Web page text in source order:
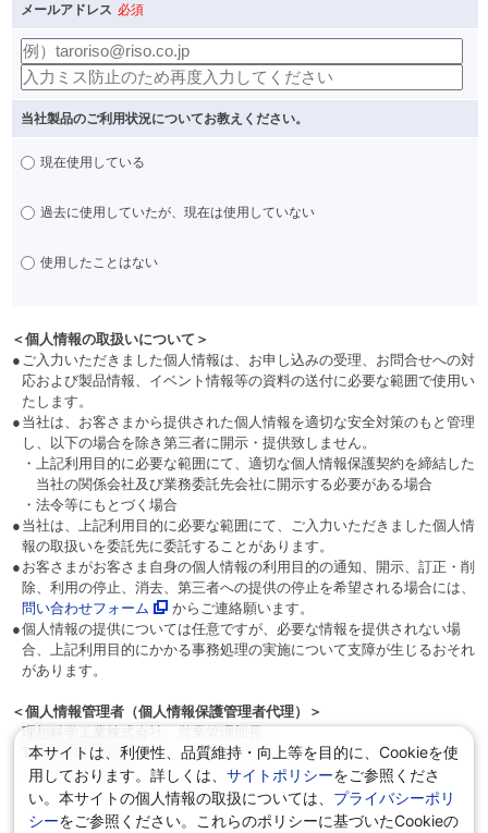
メールアドレス 必須
当社製品のご利用状況についてお教えください。
現在使用している
過去に使用していたが、現在は使用していない
使用したことはない
＜個人情報の取扱いについて＞
● ご入力いただきました個人情報は、お申し込みの受理、お問合せへの対
応および製品情報、イベント情報等の資料の送付に必要な範囲で使用い
たします。
● 当社は、お客さまから提供された個人情報を適切な安全対策のもと管理
し、以下の場合を除き第三者に開示・提供致しません。
・
上記利用目的に必要な範囲にて、適切な個人情報保護契約を締結した
当社の関係会社及び業務委託先会社に開示する必要がある場合
・ 法令等にもとづく場合
● 当社は、上記利用目的に必要な範囲にて、ご入力いただきました個人情
報の取扱いを委託先に委託することがあります。
● お客さまがお客さま自身の個人情報の利用目的の通知、開示、訂正・削
除、利用の停止、消去、第三者への提供の停止を希望される場合には、
問い合わせフォーム
からご連絡願います。
●個人情報の提供については任意ですが、必要な情報を提供されない場
合、上記利用目的にかかる事務処理の実施について支障が生じるおそれ
があります。
＜個人情報管理者（個人情報保護管理者代理）＞
理想科学工業株式会社 営業管理部長
Tel:03-5441-6602
本サイトは、利便性、品質維持・向上等を目的に、Cookieを使
用しております。詳しくは、サイトポリシーをご参照くださ
い。本サイトの個人情報の取扱については、 プライバシーポリ
シーをご参照ください。これらのポリシーに基づいたCookieの